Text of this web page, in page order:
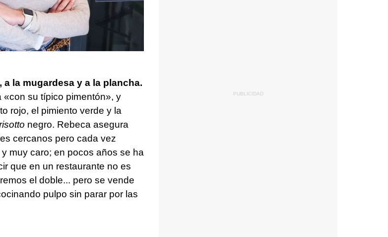
la mugardesa y a la plancha.
«con su típico pimentón», y
rojo, el pimiento verde y la
negro. Rebeca asegura
cercanos pero cada vez
muy caro; en pocos años se ha
que en un restaurante no es
el doble... pero se vende
pulpo sin parar por las